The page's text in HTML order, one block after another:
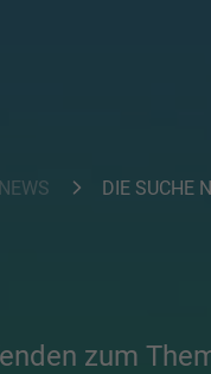
NEWS DIE SUCHE NACH
zum